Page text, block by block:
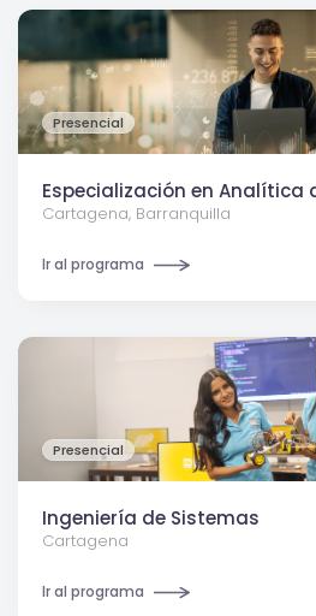
Especialización en Analítica
Presencial
Cartagena, Barranquilla
Ir al programa
Ingeniería de Sistemas
Presencial
Cartagena
Ir al programa